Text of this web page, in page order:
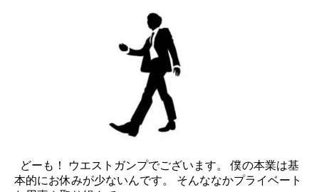
どーも！ ウエストガンプでございます。 僕の本業は基
本的にお休みが少ないんです。 そんななかプライベート